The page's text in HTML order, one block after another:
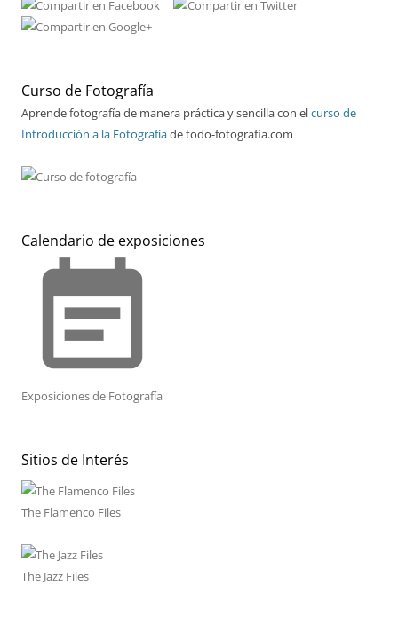
Curso de Fotografía
Aprende fotografía de manera práctica y sencilla con elcurso de
Introducción a la Fotografíade todo-fotografia.com
Calendario de exposiciones
event_note
Exposiciones de Fotografía
Sitios de Interés
The Flamenco Files
The Jazz Files